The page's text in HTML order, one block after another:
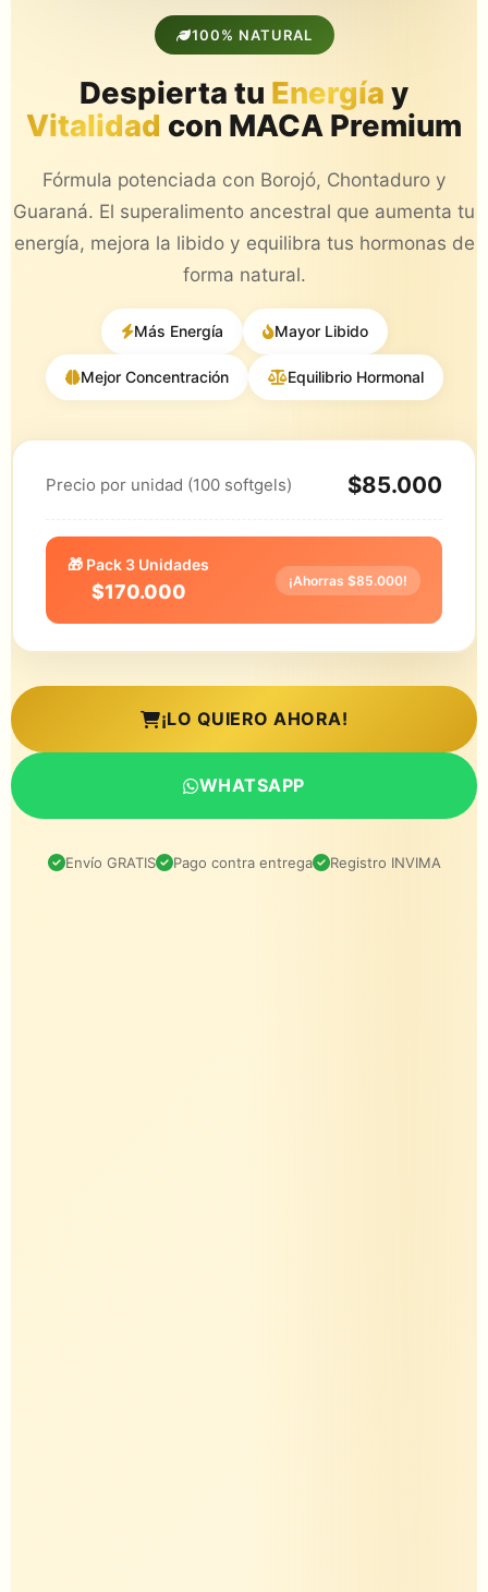
100% NATURAL
Despierta tu Energía y
Vitalidad con MACA Premium
Fórmula potenciada con Borojó, Chontaduro y
Guaraná. El superalimento ancestral que aumenta tu
energía, mejora la libido y equilibra tus hormonas de
forma natural.
Más Energía Mayor Libido
Mejor Concentración Equilibrio Hormonal
Precio por unidad (100 softgels) $85.000
🎁 Pack 3 Unidades
$170.000 ¡Ahorras $85.000!
¡LO QUIERO AHORA!
WHATSAPP
Envío GRATIS Pago contra entrega Registro INVIMA